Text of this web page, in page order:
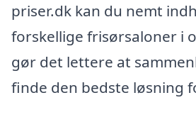
priser.dk kan du nemt
forskellige frisørsaloner i
gør det lettere at
finde den bedste løsning